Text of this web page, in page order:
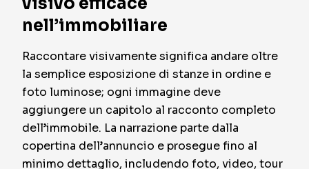
nell’immobiliare
Raccontare visivamente significa andare oltre
la semplice esposizione di stanze in ordine e
foto luminose; ogni immagine deve
aggiungere un capitolo al racconto completo
dell’immobile. La narrazione parte dalla
copertina dell’annuncio e prosegue fino al
minimo dettaglio, includendo foto, video, tour